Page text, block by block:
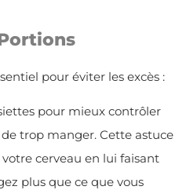
pour éviter les excès :
pour mieux contrôler
trop manger. Cette astuce
cerveau en lui faisant
plus que ce que vous